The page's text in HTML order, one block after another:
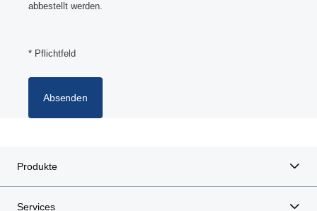
abbestellt werden.
* Pflichtfeld
Absenden
Produkte
Services